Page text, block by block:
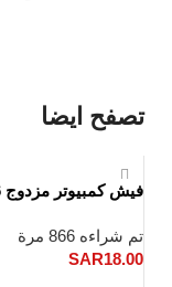
تصفح ايضا
فيش كمبيوتر مزدوج CAT6 بيانو اسود
تم شراءه 866 مرة
SAR18.00